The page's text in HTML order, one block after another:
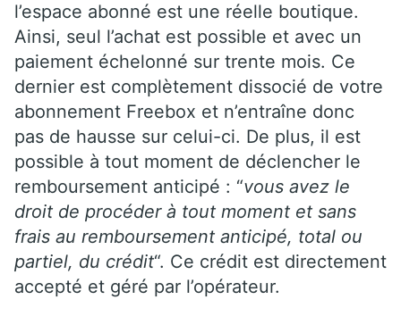
l’espace abonné est une réelle boutique.
Ainsi, seul l’achat est possible et avec un
paiement échelonné sur trente mois. Ce
dernier est complètement dissocié de votre
abonnement Freebox et n’entraîne donc
pas de hausse sur celui-ci. De plus, il est
possible à tout moment de déclencher le
remboursement anticipé : “vous avez le
droit de procéder à tout moment et sans
frais au remboursement anticipé, total ou
partiel, du crédit“. Ce crédit est directement
accepté et géré par l’opérateur.